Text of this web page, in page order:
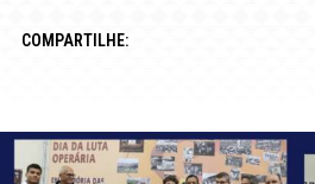
COMPARTILHE: